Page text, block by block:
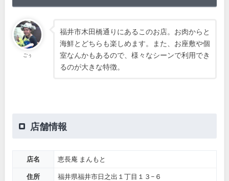
ごぅ
福井市木田橋通りにあるこのお店。お肉からと
海鮮とどちらも楽しめます。また、お座敷や個
室なんかもあるので、様々なシーンで利用でき
るのが大きな特徴。
店舗情報
店名 恵長庵 まんもと
住所 福井県福井市日之出１丁目１３−６